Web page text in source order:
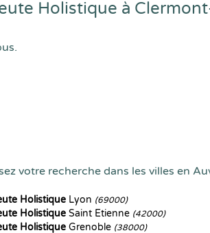
Holistique à
votre recherche dans les villes en
Holistique Lyon (69000)
Holistique Saint Etienne (42000)
Holistique Grenoble (38000)